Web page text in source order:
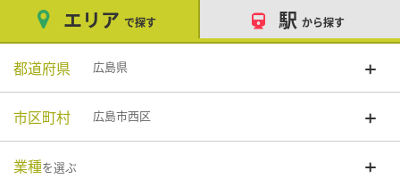
エリア で探す 駅 から探す
都道府県 広島県
市区町村 広島市西区
業種を選ぶ